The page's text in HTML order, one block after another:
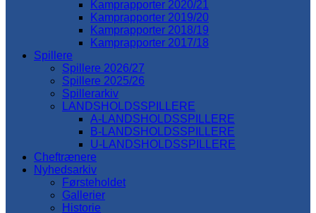
Kamprapporter 2020/21
Kamprapporter 2019/20
Kamprapporter 2018/19
Kamprapporter 2017/18
Spillere
Spillere 2026/27
Spillere 2025/26
Spillerarkiv
LANDSHOLDSSPILLERE
A-LANDSHOLDSSPILLERE
B-LANDSHOLDSSPILLERE
U-LANDSHOLDSSPILLERE
Cheftrænere
Nyhedsarkiv
Førsteholdet
Gallerier
Historie